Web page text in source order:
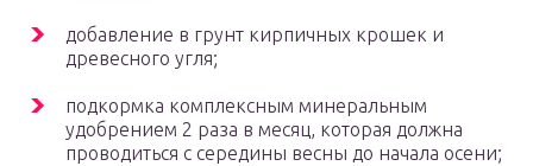
добавление в грунт кирпичных крошек и
древесного угля;
подкормка комплексным минеральным
удобрением 2 раза в месяц, которая должна
проводиться с середины весны до начала осени;